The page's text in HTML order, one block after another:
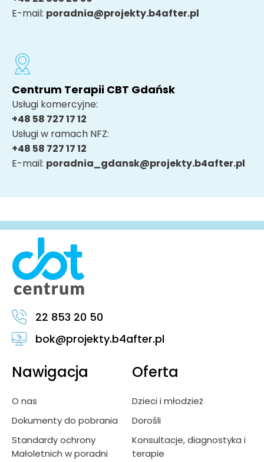
E-mail: poradnia@projekty.b4after.pl
Centrum Terapii CBT Gdańsk
Usługi komercyjne:
+48 58 727 17 12
Usługi w ramach NFZ:
+48 58 727 17 12
E-mail: poradnia_gdansk@projekty.b4after.pl
22 853 20 50
bok@projekty.b4after.pl
Nawigacja
O nas
Dokumenty do pobrania
Standardy ochrony
Małoletnich w poradni
Oferta
Dzieci i młodzież
Dorośli
Konsultacje, diagnostyka i
terapie